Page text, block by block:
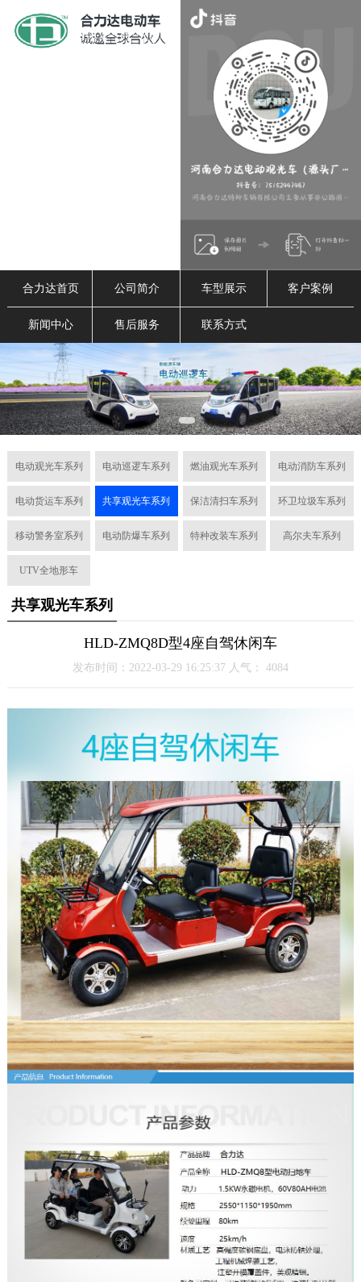
合力达首页 公司简介 车型展示 客户案例
新闻中心 售后服务 联系方式
电动观光车系列 电动巡逻车系列 燃油观光车系列 电动消防车系列
电动货运车系列 共享观光车系列 保洁清扫车系列 环卫垃圾车系列
移动警务室系列 电动防爆车系列 特种改装车系列 高尔夫车系列
UTV全地形车
共享观光车系列
HLD-ZMQ8D型4座自驾休闲车
发布时间：2022-03-29 16:25:37 人气： 4084